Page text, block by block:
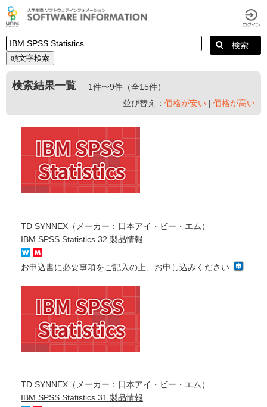
頭文字検索
検索結果一覧
1件〜9件（全15件）
並び替え： 価格が安い | 価格が高い
TD SYNNEX（メーカー：日本アイ・ビー・エム）
IBM SPSS Statistics 32 製品情報
お申込書に必要事項をご記入の上、お申し込みください
TD SYNNEX（メーカー：日本アイ・ビー・エム）
IBM SPSS Statistics 31 製品情報